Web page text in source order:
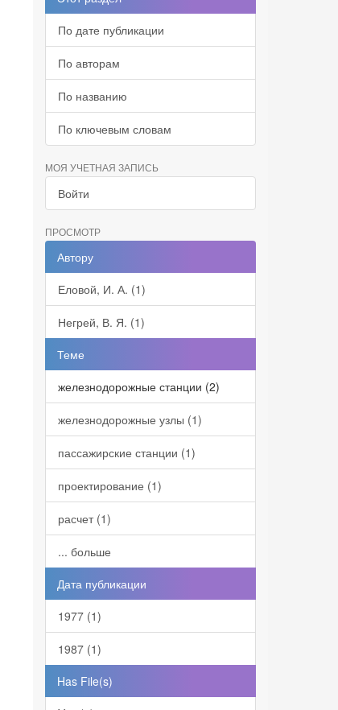
По дате публикации
По авторам
По названию
По ключевым словам
МОЯ УЧЕТНАЯ ЗАПИСЬ
Войти
ПРОСМОТР
Автору
Еловой, И. А. (1)
Негрей, В. Я. (1)
Теме
железнодорожные станции (2)
железнодорожные узлы (1)
пассажирские станции (1)
проектирование (1)
расчет (1)
... больше
Дата публикации
1977 (1)
1987 (1)
Has File(s)